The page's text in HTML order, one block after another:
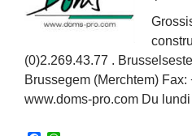
(0)2.269.43.77 .
Brussegem (Merchtem)
www.doms-pro.com Du